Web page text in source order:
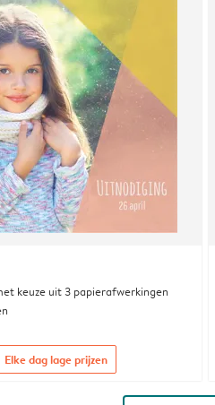
keuze uit 3 papierafwerkingen
Elke dag lage prijzen